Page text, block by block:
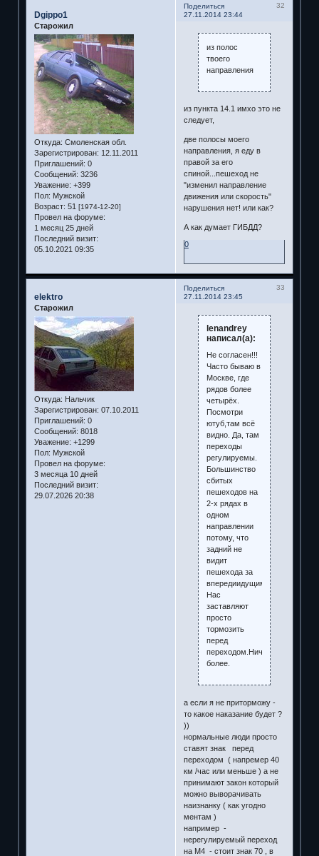
Поделиться
32
27.11.2014 23:44
Dgippo1
Старожил
Откуда: Смоленская обл.
Зарегистрирован: 12.11.2011
Приглашений: 0
Сообщений: 3236
Уважение: +399
Пол: Мужской
Возраст: 51 [1974-12-20]
Провел на форуме:
1 месяц 25 дней
Последний визит:
05.10.2021 09:35
из полос
твоего
направления
из пункта 14.1 имхо это не
следует,
две полосы моего
направления, я еду в
правой за его
спиной...пешеход не
"изменил направление
движения или скорость"
нарушения нет! или как?
А как думает ГИБДД?
0
Поделиться
33
27.11.2014 23:45
elektro
Старожил
Откуда: Нальчик
Зарегистрирован: 07.10.2011
Приглашений: 0
Сообщений: 8018
Уважение: +1299
Пол: Мужской
Провел на форуме:
3 месяца 10 дней
Последний визит:
29.07.2026 20:38
lenandrey
написал(а):
Не согласен!!!
Часто бываю в
Москве, где
рядов более
четырёх.
Посмотри
ютуб,там всё
видно. Да, там
переходы
регулируемы.
Большинство
сбитых
пешеходов на
2-х рядах в
одном
направлении
потому, что
задний не
видит
пешехода за
впередиидущим.
Нас
заставляют
просто
тормозить
перед
переходом.Ничего
более.
а если я не приторможу -
то какое наказание будет ?
))
нормальные люди просто
ставят знак перед
переходом ( напремер 40
км /час или меньше ) а не
принимают закон который
можно выворачивать
наизнанку ( как угодно
ментам )
например -
нерегулируемый переход
на М4 - стоит знак 70 , в